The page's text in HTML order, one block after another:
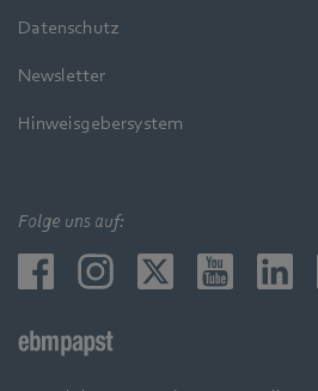
Datenschutz
Newsletter
Hinweisgebersystem
Folge uns auf: